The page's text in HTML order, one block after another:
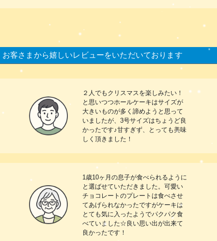
お客さまから嬉しいレビューをいただいております
２人でもクリスマスを楽しみたい！
と思いつつホールケーキはサイズが
大きいものが多く諦めようと思って
いましたが、3号サイズはちょうど良
かったです♪甘すぎず、とっても美味
しく頂きました！
1歳10ヶ月の息子が食べられるように
と選ばせていただきました。可愛い
チョコレートのプレートは食べさせ
てあげられなかったですがケーキは
とても気に入ったようでパクパク食
べていました☆良い思い出が出来て
良かったです！